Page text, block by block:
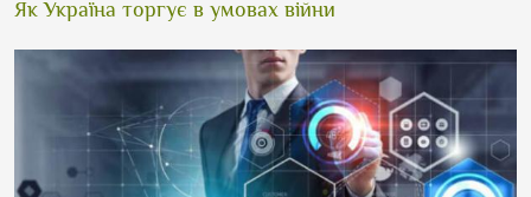
Як Україна торгує в умовах війни